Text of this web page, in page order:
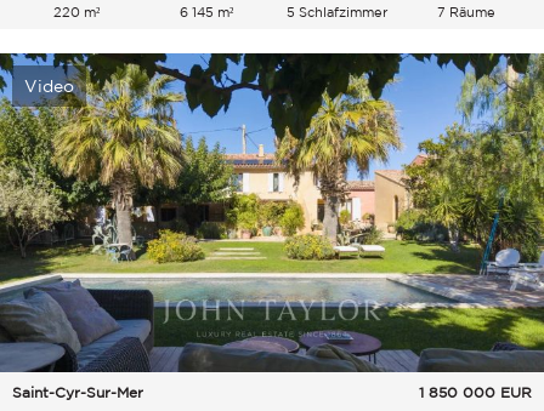
220 m² 6 145 m² 5 Schlafzimmer 7 Räume
Video
Saint-Cyr-Sur-Mer
1 850 000 EUR